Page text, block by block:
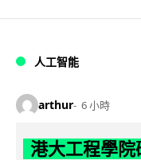
人工智能
arthur 6 小時
港大工程學